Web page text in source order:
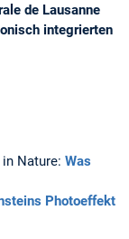
de Lausanne
integrierten
Nature: Was
Photoeffekt